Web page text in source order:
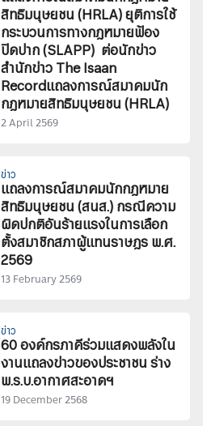
สิทธิมนุษยชน (HRLA) ยุติการใช้
กระบวนการทางกฎหมายฟ้อง
ปิดปาก (SLAPP) ต่อนักข่าว
สำนักข่าว The Isaan
Recordแถลงการณ์สมาคมนัก
กฎหมายสิทธิมนุษยชน (HRLA)
2 April 2569
ข่าว
แถลงการณ์สมาคมนักกฎหมาย
สิทธิมนุษยชน (สนส.) กรณีความ
ผิดปกติอันร้ายแรงในการเลือก
ตั้งสมาชิกสภาผู้แทนราษฎร พ.ศ.
2569
13 February 2569
ข่าว
60 องค์กรภาคีร่วมแสดงพลังใน
งานแถลงข่าวของประชาชน ร่าง
พ.ร.บ.อากาศสะอาดฯ
19 December 2568